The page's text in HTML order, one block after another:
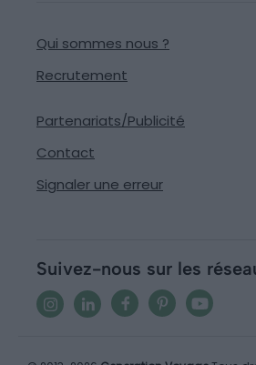
Qui sommes nous ?
Recrutement
Partenariats/Publicité
Contact
Signaler une erreur
Suivez-nous sur les